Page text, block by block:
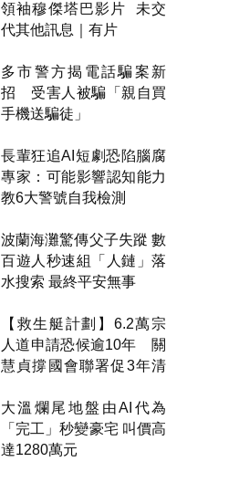
領袖穆傑塔巴影片 未交
代其他訊息｜有片
多市警方揭電話騙案新
招 受害人被騙「親自買
手機送騙徒」
長輩狂追AI短劇恐陷腦腐
專家：可能影響認知能力
教6大警號自我檢測
波蘭海灘驚傳父子失蹤 數
百遊人秒速組「人鏈」落
水搜索 最終平安無事
【救生艇計劃】6.2萬宗
人道申請恐候逾10年 關
慧貞撐國會聯署促3年清
大溫爛尾地盤由AI代為
「完工」秒變豪宅 叫價高
達1280萬元